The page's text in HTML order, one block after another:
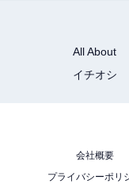
【関連リンク】
All About
イチオシ
会社概要
プライバシーポリ